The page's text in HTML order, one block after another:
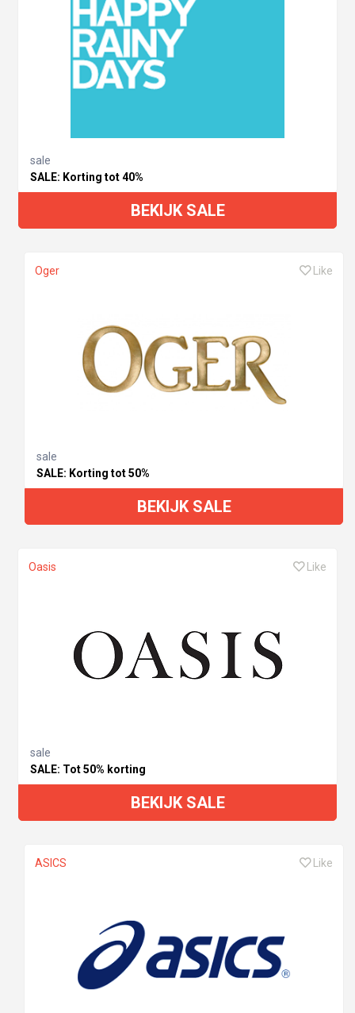
sale
SALE: Korting tot 40%
BEKIJK SALE
Oger Like
sale
SALE: Korting tot 50%
BEKIJK SALE
Oasis Like
sale
SALE: Tot 50% korting
BEKIJK SALE
ASICS Like